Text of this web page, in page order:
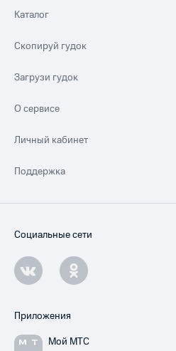
Каталог
Скопируй гудок
Загрузи гудок
О сервисе
Личный кабинет
Поддержка
Социальные сети
Приложения
Мой МТС